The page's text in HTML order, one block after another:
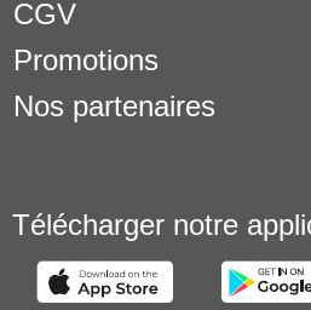
CGV
Promotions
Nos partenaires
Télécharger notre